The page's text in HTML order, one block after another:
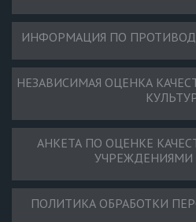
ИНФОРМАЦИЯ ПО
НЕЗАВИСИМАЯ ОЦЕНКА
АНКЕТА ПО ОЦЕНКЕ
УЧРЕЖДЕНИЯМИ
ПОЛИТИКА ОБРАБОТКИ